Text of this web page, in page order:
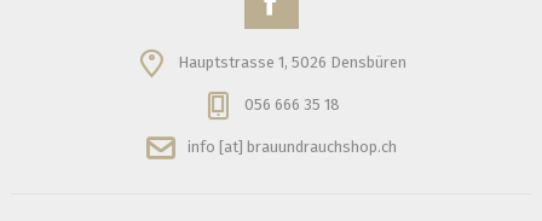
Hauptstrasse 1, 5026 Densbüren
056 666 35 18
info [at] brauundrauchshop.ch